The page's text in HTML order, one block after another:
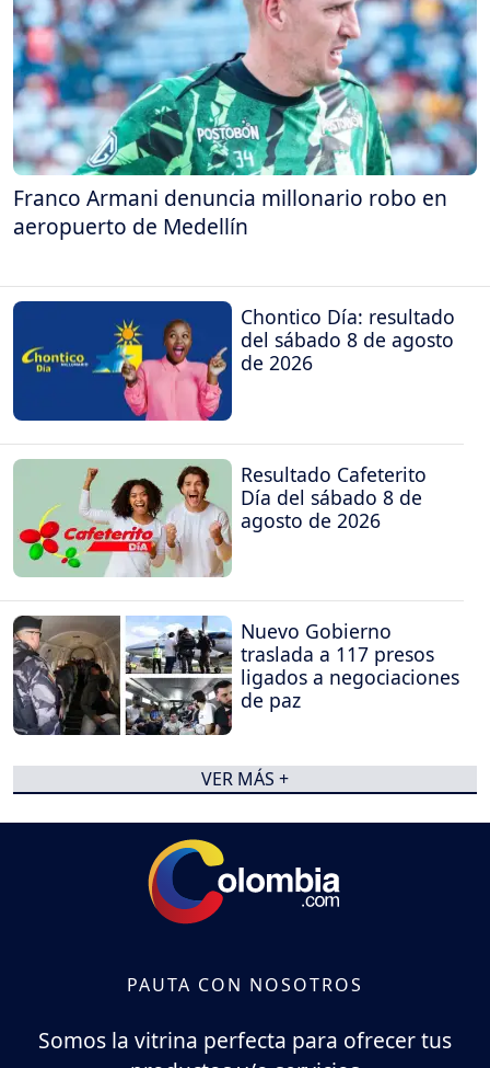
Franco Armani denuncia millonario robo en
aeropuerto de Medellín
Chontico Día: resultado
del sábado 8 de agosto
de 2026
Resultado Cafeterito
Día del sábado 8 de
agosto de 2026
Nuevo Gobierno
traslada a 117 presos
ligados a negociaciones
de paz
VER MÁS +
PAUTA CON NOSOTROS
Somos la vitrina perfecta para ofrecer tus